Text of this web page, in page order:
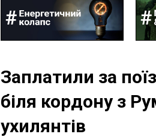
Заплатили за
біля кордону з
ухилянтів